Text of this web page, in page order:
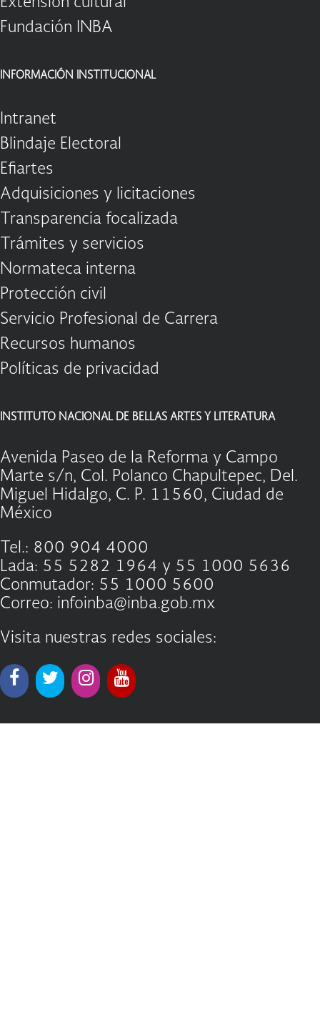
Fundación INBA
INFORMACIÓN INSTITUCIONAL
Intranet
Blindaje Electoral
Efiartes
Adquisiciones y licitaciones
Transparencia focalizada
Trámites y servicios
Normateca interna
Protección civil
Servicio Profesional de Carrera
Recursos humanos
Políticas de privacidad
INSTITUTO NACIONAL DE BELLAS ARTES Y LITERATURA
Avenida Paseo de la Reforma y Campo
Marte s/n, Col. Polanco Chapultepec, Del.
Miguel Hidalgo, C. P. 11560, Ciudad de
México
Tel.: 800 904 4000
Lada: 55 5282 1964 y 55 1000 5636
Conmutador: 55 1000 5600
Correo: infoinba@inba.gob.mx
Visita nuestras redes sociales: